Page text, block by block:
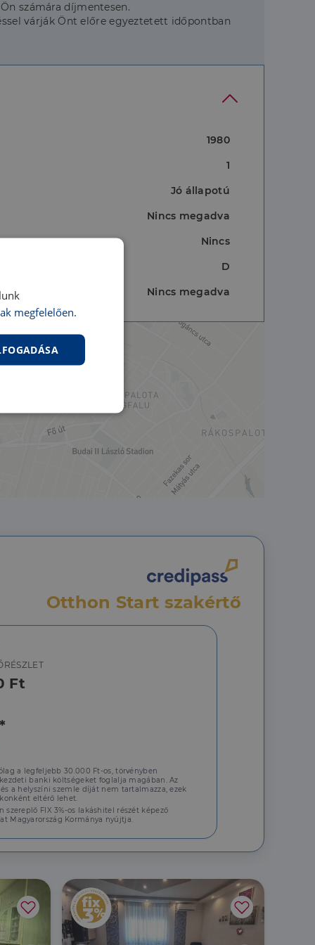
számára díjmentesen.
várják Önt előre egyeztetett időpontban
1980
1
Jó állapotú
Nincs megadva
Nincs
D
Nincs megadva
Otthon Start szakértő
Ft
a legfeljebb 30.000 Ft-os, törvényben
banki költségeket foglalja magában. Az
a helyszíni szemle díját nem tartalmazza, ezek
eltérő lehet.
szereplő FIX 3%-os lakáshitel részét képező
Magyarország Kormánya nyújtja.
megfelelően.
a Cookie-
a weboldal
- amely jelentős
Ez a
hogy a
amelyet a
például valós
hogy a
amelyet a
hogy a tárolt